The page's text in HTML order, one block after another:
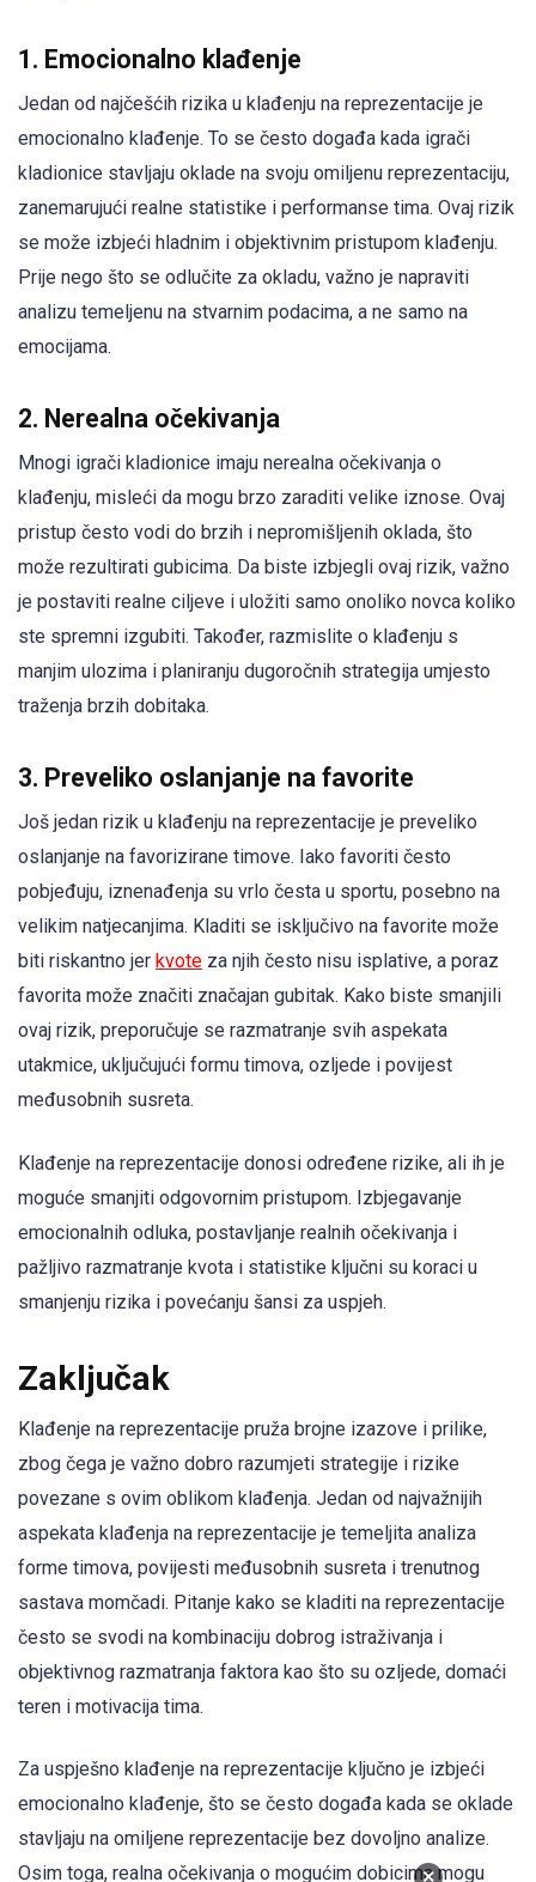
1. Emocionalno klađenje
Jedan od najčešćih rizika u klađenju na reprezentacije je
emocionalno klađenje. To se često događa kada igrači
kladionice stavljaju oklade na svoju omiljenu reprezentaciju,
zanemarujući realne statistike i performanse tima. Ovaj rizik
se može izbjeći hladnim i objektivnim pristupom klađenju.
Prije nego što se odlučite za okladu, važno je napraviti
analizu temeljenu na stvarnim podacima, a ne samo na
emocijama.
2. Nerealna očekivanja
Mnogi igrači kladionice imaju nerealna očekivanja o
klađenju, misleći da mogu brzo zaraditi velike iznose. Ovaj
pristup često vodi do brzih i nepromišljenih oklada, što
može rezultirati gubicima. Da biste izbjegli ovaj rizik, važno
je postaviti realne ciljeve i uložiti samo onoliko novca koliko
ste spremni izgubiti. Također, razmislite o klađenju s
manjim ulozima i planiranju dugoročnih strategija umjesto
traženja brzih dobitaka.
3. Preveliko oslanjanje na favorite
Još jedan rizik u klađenju na reprezentacije je preveliko
oslanjanje na favorizirane timove. Iako favoriti često
pobjeđuju, iznenađenja su vrlo česta u sportu, posebno na
velikim natjecanjima. Kladiti se isključivo na favorite može
biti riskantno jer kvote za njih često nisu isplative, a poraz
favorita može značiti značajan gubitak. Kako biste smanjili
ovaj rizik, preporučuje se razmatranje svih aspekata
utakmice, uključujući formu timova, ozljede i povijest
međusobnih susreta.
Klađenje na reprezentacije donosi određene rizike, ali ih je
moguće smanjiti odgovornim pristupom. Izbjegavanje
emocionalnih odluka, postavljanje realnih očekivanja i
pažljivo razmatranje kvota i statistike ključni su koraci u
smanjenju rizika i povećanju šansi za uspjeh.
Zaključak
Klađenje na reprezentacije pruža brojne izazove i prilike,
zbog čega je važno dobro razumjeti strategije i rizike
povezane s ovim oblikom klađenja. Jedan od najvažnijih
aspekata klađenja na reprezentacije je temeljita analiza
forme timova, povijesti međusobnih susreta i trenutnog
sastava momčadi. Pitanje kako se kladiti na reprezentacije
često se svodi na kombinaciju dobrog istraživanja i
objektivnog razmatranja faktora kao što su ozljede, domaći
teren i motivacija tima.
Za uspješno klađenje na reprezentacije ključno je izbjeći
emocionalno klađenje, što se često događa kada se oklade
stavljaju na omiljene reprezentacije bez dovoljno analize.
Osim toga, realna očekivanja o mogućim dobicima mogu
×